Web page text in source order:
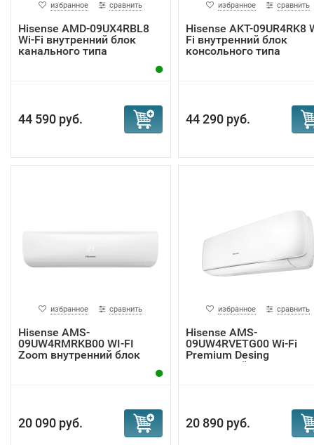
избранное сравнить
Hisense AMD-09UX4RBL8
Wi-Fi внутренний блок
канального типа
44 590 руб.
избранное сравнить
Hisense AKT-09UR4RK8
Fi внутренний блок
консольного типа
44 290 руб.
избранное сравнить
Hisense AMS-
09UW4RMRKB00 WI-FI
Zoom внутренний блок
20 090 руб.
избранное сравнить
Hisense AMS-
09UW4RVETG00 Wi-Fi
Premium Desing
внутренний ...
20 890 руб.